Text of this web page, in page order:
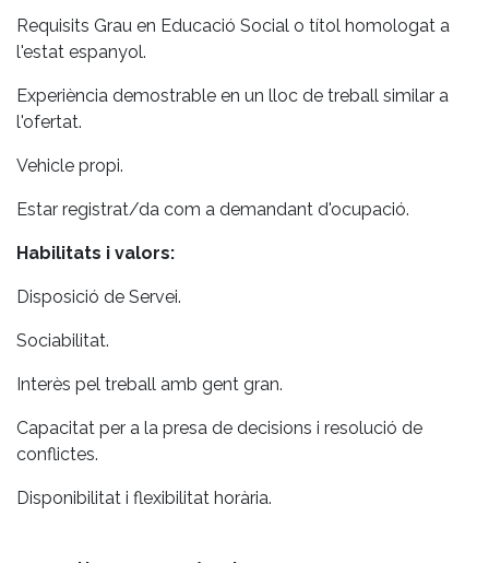
Requisits Grau en Educació Social o títol homologat a
l'estat espanyol.
Experiència demostrable en un lloc de treball similar a
l'ofertat.
Vehicle propi.
Estar registrat/da com a demandant d'ocupació.
Habilitats i valors:
Disposició de Servei.
Sociabilitat.
Interès pel treball amb gent gran.
Capacitat per a la presa de decisions i resolució de
conflictes.
Disponibilitat i flexibilitat horària.